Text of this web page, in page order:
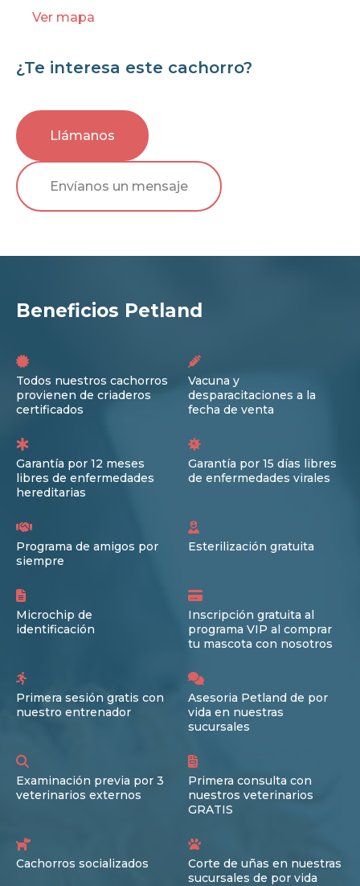
Ver mapa
¿Te interesa este cachorro?
Llámanos
Envíanos un mensaje
Beneficios Petland
Todos nuestros cachorros
provienen de criaderos
certificados
Vacuna y
desparacitaciones a la
fecha de venta
Garantía por 12 meses
libres de enfermedades
hereditarias
Garantía por 15 días libres
de enfermedades virales
Programa de amigos por
siempre
Esterilización gratuita
Microchip de
identificación
Inscripción gratuita al
programa VIP al comprar
tu mascota con nosotros
Primera sesión gratis con
nuestro entrenador
Asesoria Petland de por
vida en nuestras
sucursales
Examinación previa por 3
veterinarios externos
Primera consulta con
nuestros veterinarios
GRATIS
Cachorros socializados
Corte de uñas en nuestras
sucursales de por vida